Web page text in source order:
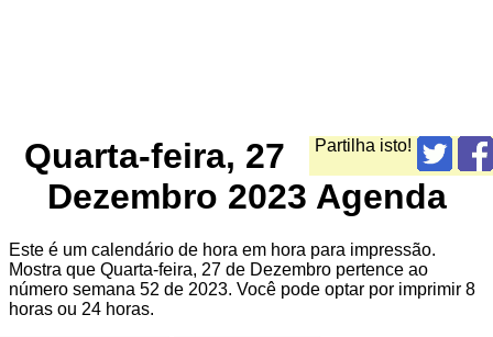
Partilha isto!
Quarta-feira, 27
Dezembro 2023 Agenda
Este é um calendário de hora em hora para impressão.
Mostra que Quarta-feira, 27 de Dezembro pertence ao
número semana 52 de 2023. Você pode optar por imprimir 8
horas ou 24 horas.